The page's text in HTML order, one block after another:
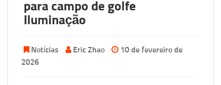
para campo de golfe
Iluminação
Notícias Eric Zhao
10 de fevereiro de
2026